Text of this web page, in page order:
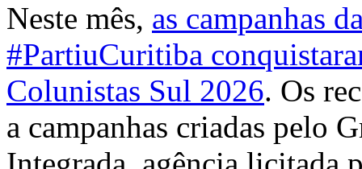
Neste mês, as campanhas
#PartiuCuritiba
Colunistas Sul 2026. Os
a campanhas criadas pelo